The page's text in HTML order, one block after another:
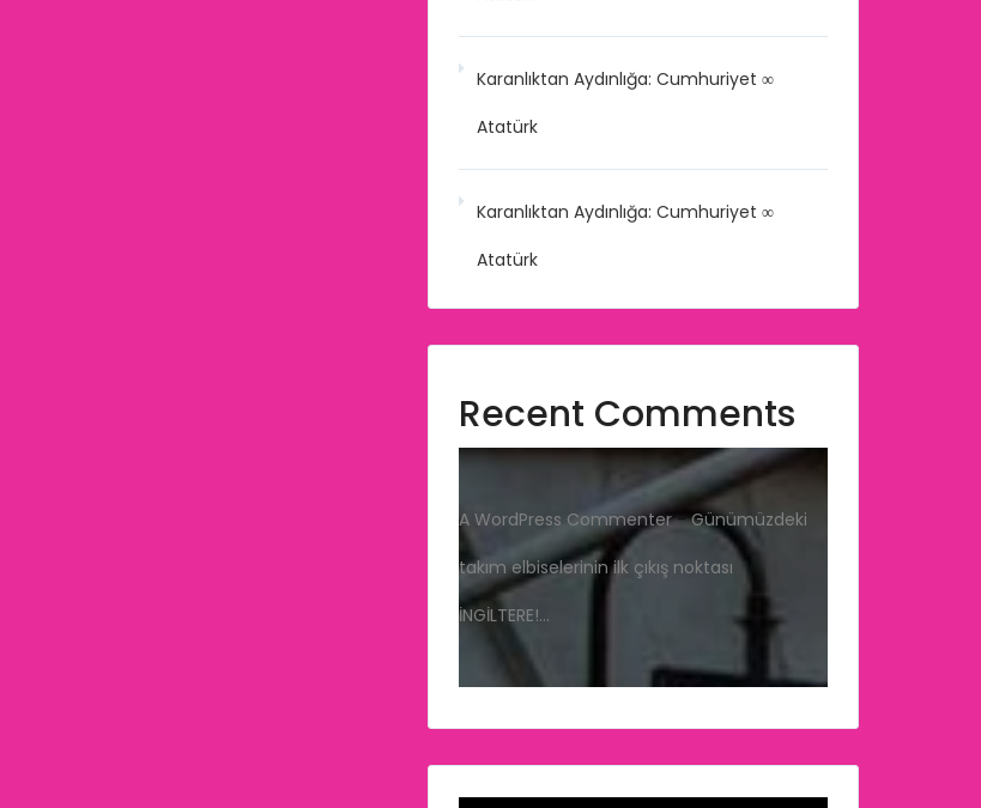
Karanlıktan Aydınlığa: Cumhuriyet ∞
Atatürk
Karanlıktan Aydınlığa: Cumhuriyet ∞
Atatürk
Recent Comments
A WordPress Commenter-Günümüzdeki
takım elbiselerinin ilk çıkış noktası
İNGİLTERE!…